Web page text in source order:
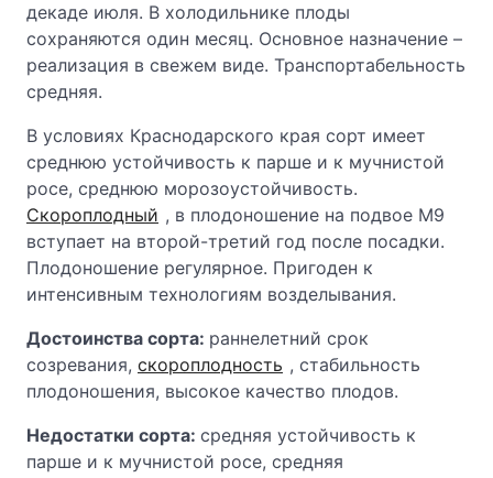
декаде июля. В холодильнике плоды
сохраняются один месяц. Основное назначение –
реализация в свежем виде. Транспортабельность
средняя.
В условиях Краснодарского края сорт имеет
среднюю устойчивость к парше и к мучнистой
росе, среднюю морозоустойчивость.
Скороплодный , в плодоношение на подвое М9
вступает на второй-третий год после посадки.
Плодоношение регулярное. Пригоден к
интенсивным технологиям возделывания.
Достоинства сорта: раннелетний срок
созревания, скороплодность , стабильность
плодоношения, высокое качество плодов.
Недостатки сорта: средняя устойчивость к
парше и к мучнистой росе, средняя